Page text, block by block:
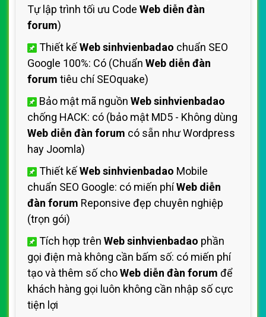
Tự lập trình tối ưu Code Web diễn đàn
forum)
Thiết kếWeb sinhvienbadao chuẩn SEO
Google 100%: Có (Chuẩn Web diễn đàn
forum tiêu chí SEOquake)
Bảo mật mã nguồn Web sinhvienbadao
chống HACK: có (bảo mật MD5 - Không dùng
Web diễn đàn forum có sẵn như Wordpress
hay Joomla)
Thiết kếWeb sinhvienbadao Mobile
chuẩn SEO Google: có miến phíWeb diễn
đàn forum Reponsive đẹp chuyên nghiệp
(trọn gói)
Tích hợp trên Web sinhvienbadao phần
gọi điện mà không cần bấm số: có miến phí
tạo và thêm số choWeb diễn đàn forum để
khách hàng gọi luôn không cần nhập số cực
tiện lợi